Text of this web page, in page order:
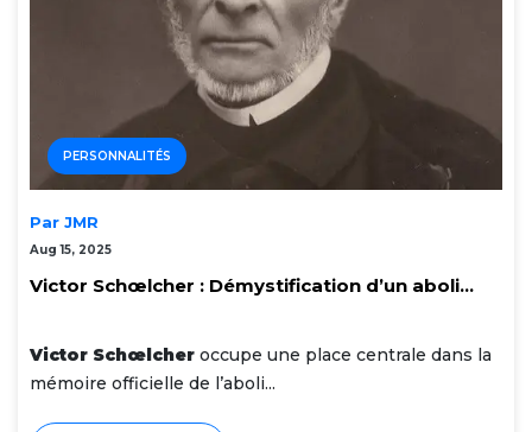
PERSONNALITÉS
Par JMR
Aug 15, 2025
Victor Schœlcher : Démystification d’un aboli...
Victor Schœlcher occupe une place centrale dans la
mémoire officielle de l’aboli...